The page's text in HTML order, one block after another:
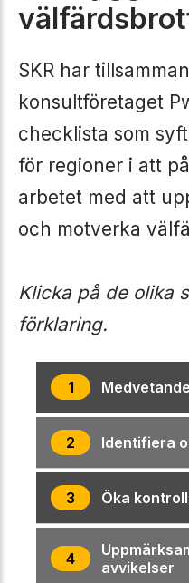
SKR har
konsultföretaget
checklista som
för regioner i att
arbetet med att
och motverka
Klicka på de olika
förklaring.
1
2 Identifiera
3 Öka
4
avvikelser